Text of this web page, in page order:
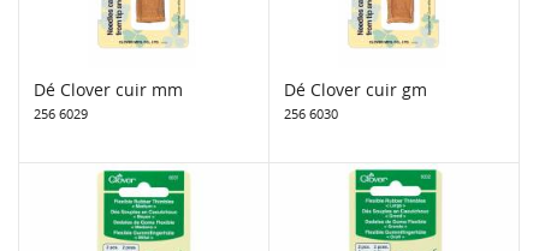
Dé Clover cuir mm
256 6029
Dé Clover cuir gm
256 6030